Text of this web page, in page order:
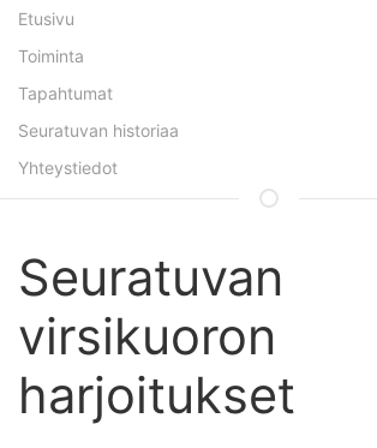
Etusivu
Toiminta
Tapahtumat
Seuratuvan historiaa
Yhteystiedot
Seuratuvan
virsikuoron
harjoitukset